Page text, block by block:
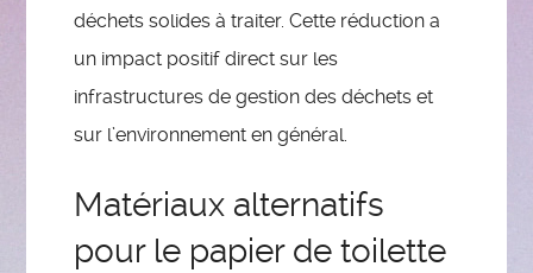
déchets solides à traiter. Cette réduction a
un impact positif direct sur les
infrastructures de gestion des déchets et
sur l’environnement en général.
Matériaux alternatifs
pour le papier de toilette